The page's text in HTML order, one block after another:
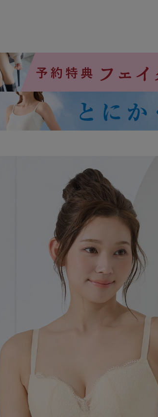
ノンワイヤー 特盛ブラ チューブトップ 折り畳み
ルームウェア アームカバー
ら探す
ニティ